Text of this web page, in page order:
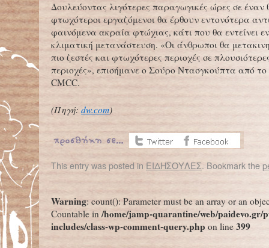
Δουλεύοντας λιγότερες παραγωγικές ώρες σε έναν
φτωχότεροι εργαζόμενοι θα έρθουν εντονότερα
φαινόμενα ακραία φτώχιας, κάτι που θα εντείνει
κλιματική μετανάστευση. «Οι άνθρωποι θα
πιο ζεστές και φτωχότερες περιοχές σε
περιοχές», επισήμανε ο Σούρο Ντασγκούπτα από
CMCC.
(Πηγή: dw.com)
This entry was posted in ΕΙΔΗΣΟΥΛΕΣ. Bookmark the
Warning: count(): Parameter must be an array or an
Countable in/home/jamp-quarantine/web/paidevo.gr/
includes/class-wp-comment-query.php on line 399